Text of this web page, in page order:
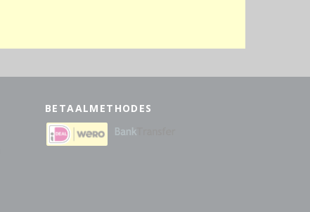
BETAALMETHODES